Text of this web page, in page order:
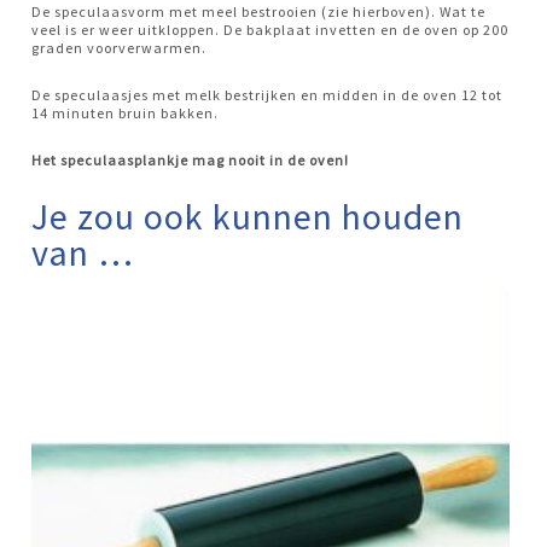
De speculaasvorm met meel bestrooien (zie hierboven). Wat te
veel is er weer uitkloppen. De bakplaat invetten en de oven op 200
graden voorverwarmen.
De speculaasjes met melk bestrijken en midden in de oven 12 tot
14 minuten bruin bakken.
Het speculaasplankje mag nooit in de oven!
Je zou ook kunnen houden
van …